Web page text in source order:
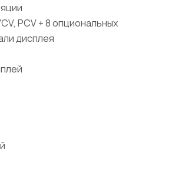
PCV + 8 опциональных
дисплея